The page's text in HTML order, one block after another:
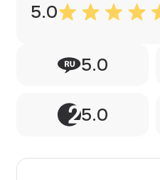
5.0
5.0
5.0